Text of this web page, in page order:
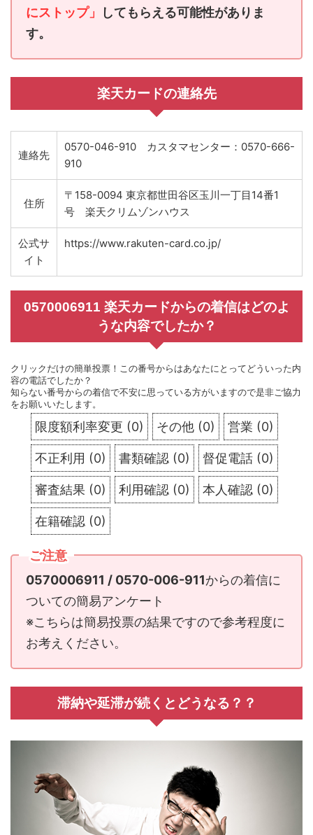
にストップ」
してもらえる可能性がありま
す。
楽天カードの連絡先
連絡先
0570-046-910 カスタマセンター：0570-666-
910
住所
〒158-0094 東京都世田谷区玉川一丁目14番1
号 楽天クリムゾンハウス
公式サ
イト
https://www.rakuten-card.co.jp/
0570006911 楽天カードからの着信はどのよ
うな内容でしたか？
クリックだけの簡単投票！この番号からはあなたにとってどういった内
容の電話でしたか？
知らない番号からの着信で不安に思っている方がいますので是非ご協力
をお願いいたします。
限度額利率変更 (0) その他 (0) 営業 (0)
不正利用 (0) 書類確認 (0) 督促電話 (0)
審査結果 (0) 利用確認 (0) 本人確認 (0)
在籍確認 (0)
ご注意
0570006911 / 0570-006-911からの着信に
ついての簡易アンケート
※こちらは簡易投票の結果ですので参考程度に
お考えください。
滞納や延滞が続くとどうなる？？